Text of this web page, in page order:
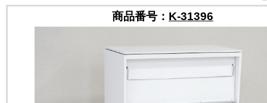
商品番号： K-31396